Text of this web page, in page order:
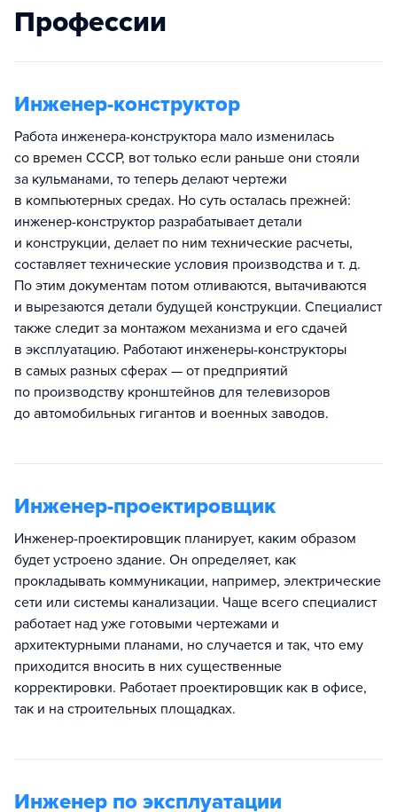
Профессии
Инженер-конструктор
Работа инженера-конструктора мало изменилась
со времен СССР, вот только если раньше они стояли
за кульманами, то теперь делают чертежи
в компьютерных средах. Но суть осталась прежней:
инженер-конструктор разрабатывает детали
и конструкции, делает по ним технические расчеты,
составляет технические условия производства и т. д.
По этим документам потом отливаются, вытачиваются
и вырезаются детали будущей конструкции. Специалист
также следит за монтажом механизма и его сдачей
в эксплуатацию. Работают инженеры-конструкторы
в самых разных сферах — от предприятий
по производству кронштейнов для телевизоров
до автомобильных гигантов и военных заводов.
Инженер-проектировщик
Инженер-проектировщик планирует, каким образом
будет устроено здание. Он определяет, как
прокладывать коммуникации, например, электрические
сети или системы канализации. Чаще всего специалист
работает над уже готовыми чертежами и
архитектурными планами, но случается и так, что ему
приходится вносить в них существенные
корректировки. Работает проектировщик как в офисе,
так и на строительных площадках.
Инженер по эксплуатации